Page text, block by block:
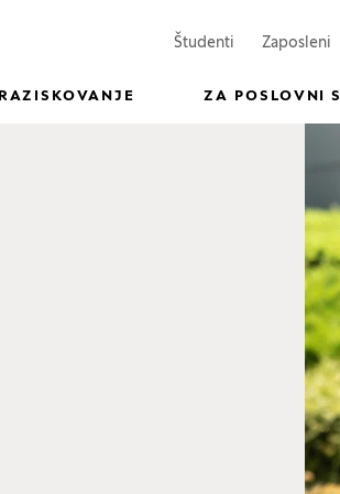
Študenti (Odpre se v
Zaposleni
RAZISKOVANJE ZA POSLOVNI